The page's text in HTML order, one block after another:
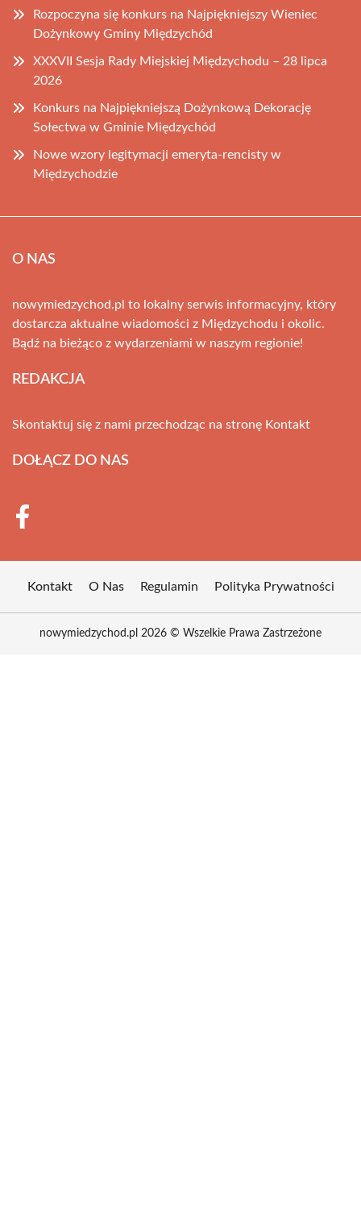
Rozpoczyna się konkurs na Najpiękniejszy Wieniec
Dożynkowy Gminy Międzychód
XXXVII Sesja Rady Miejskiej Międzychodu – 28 lipca
2026
Konkurs na Najpiękniejszą Dożynkową Dekorację
Sołectwa w Gminie Międzychód
Nowe wzory legitymacji emeryta-rencisty w
Międzychodzie
O NAS
nowymiedzychod.pl to lokalny serwis informacyjny, który
dostarcza aktualne wiadomości z Międzychodu i okolic.
Bądź na bieżąco z wydarzeniami w naszym regionie!
REDAKCJA
Skontaktuj się z nami przechodząc na stronę Kontakt
DOŁĄCZ DO NAS
Kontakt O Nas Regulamin Polityka Prywatności
nowymiedzychod.pl 2026 © Wszelkie Prawa Zastrzeżone